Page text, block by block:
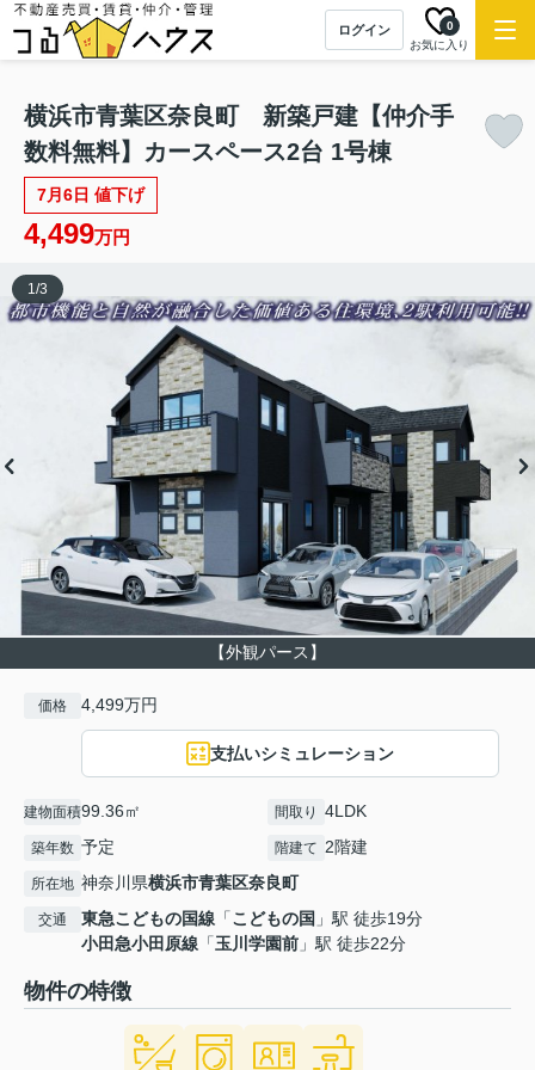
ログイン
お気に入り
0
NEW
横浜市青葉区奈良町 新築戸建【仲介手
数料無料】カースペース2台 1号棟
7月6日 値下げ
4,499万円
【外観パース】
1/3
価格 4,499万円
支払いシミュレーション
建物面積99.36㎡ 間取り 4LDK
築年数 予定 階建て 2階建
所在地 神奈川県横浜市青葉区奈良町
交通 東急こどもの国線 「こどもの国 」駅 徒歩19分
小田急小田原線 「玉川学園前 」駅 徒歩22分
物件の特徴